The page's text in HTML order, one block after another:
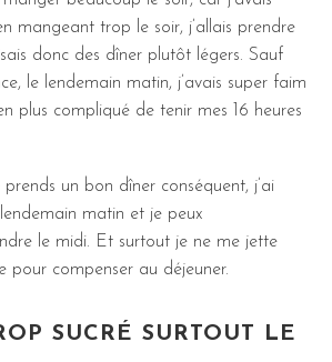
mangeant trop le soir, j’allais prendre
donc des dîner plutôt légers. Sauf
le lendemain matin, j’avais super faim
plus compliqué de tenir mes 16 heures
un bon dîner conséquent, j’ai
matin et je peux
le midi. Et surtout je ne me jette
pour compenser au déjeuner.
SUCRÉ SURTOUT LE